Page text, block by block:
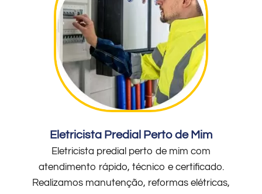
Eletricista Predial Perto de Mim
Eletricista predial perto de mim com
atendimento rápido, técnico e certificado.
Realizamos manutenção, reformas elétricas,